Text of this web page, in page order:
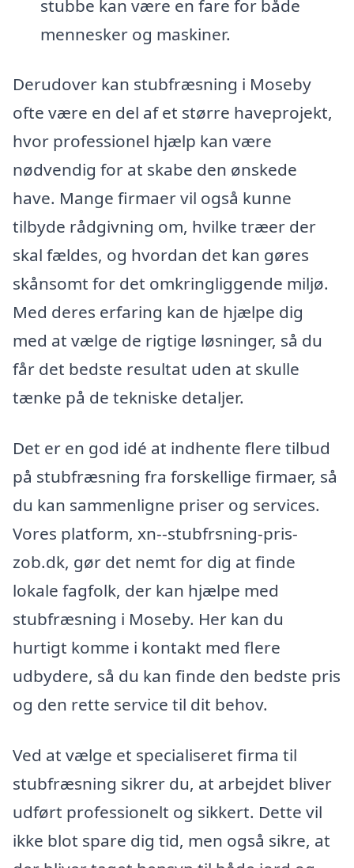
stubbe kan være en fare for både
mennesker og maskiner.
Derudover kan stubfræsning i Moseby
ofte være en del af et større haveprojekt,
hvor professionel hjælp kan være
nødvendig for at skabe den ønskede
have. Mange firmaer vil også kunne
tilbyde rådgivning om, hvilke træer der
skal fældes, og hvordan det kan gøres
skånsomt for det omkringliggende miljø.
Med deres erfaring kan de hjælpe dig
med at vælge de rigtige løsninger, så du
får det bedste resultat uden at skulle
tænke på de tekniske detaljer.
Det er en god idé at indhente flere tilbud
på stubfræsning fra forskellige firmaer, så
du kan sammenligne priser og services.
Vores platform, xn--stubfrsning-pris-
zob.dk, gør det nemt for dig at finde
lokale fagfolk, der kan hjælpe med
stubfræsning i Moseby. Her kan du
hurtigt komme i kontakt med flere
udbydere, så du kan finde den bedste pris
og den rette service til dit behov.
Ved at vælge et specialiseret firma til
stubfræsning sikrer du, at arbejdet bliver
udført professionelt og sikkert. Dette vil
ikke blot spare dig tid, men også sikre, at